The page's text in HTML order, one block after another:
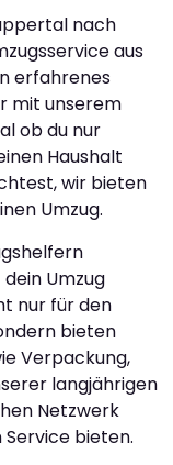
nach
aus
erfahrenes
mit unserem
ob du nur
Haushalt
wir bieten
Umzug.
Umzug
nur für den
bieten
Verpackung,
langjährigen
Netzwerk
bieten.